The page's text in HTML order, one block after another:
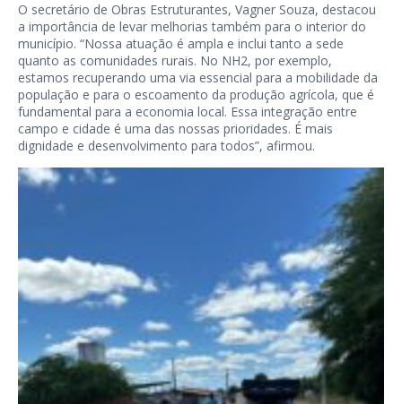
O secretário de Obras Estruturantes, Vagner Souza, destacou
a importância de levar melhorias também para o interior do
município. “Nossa atuação é ampla e inclui tanto a sede
quanto as comunidades rurais. No NH2, por exemplo,
estamos recuperando uma via essencial para a mobilidade da
população e para o escoamento da produção agrícola, que é
fundamental para a economia local. Essa integração entre
campo e cidade é uma das nossas prioridades. É mais
dignidade e desenvolvimento para todos”, afirmou.